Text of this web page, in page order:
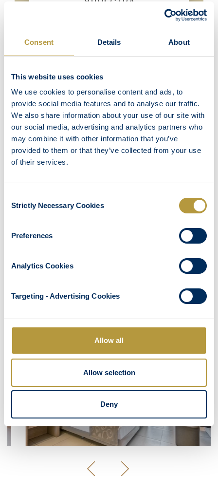
Consent Details About
This website uses cookies
We use cookies to personalise content and ads, to
provide social media features and to analyse our traffic.
We also share information about your use of our site with
our social media, advertising and analytics partners who
may combine it with other information that you’ve
provided to them or that they’ve collected from your use
of their services.
Selection
Strictly Necessary Cookies
Preferences
Analytics Cookies
Targeting - Advertising Cookies
Allow all
Allow selection
Deny
УДОБСТВА
Прямая международная телефонная
линия
Спутниковое ТВLED 32 дюймов
и кофе
Мини-бар
Сейф
Ванна – Душ
Туалетные Принадлежности
Услуги Прачечной
Меблированный Балкон или Терраса
ДРУГИЕ НОМЕРА